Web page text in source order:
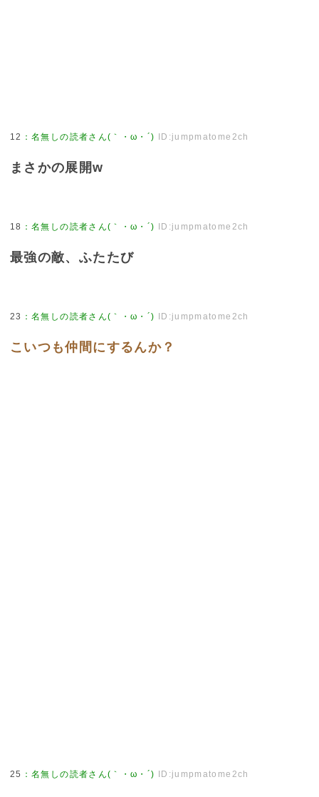
12 ：名無しの読者さん(｀・ω・´) ID:jumpmatome2ch
まさかの展開w
18 ：名無しの読者さん(｀・ω・´) ID:jumpmatome2ch
最強の敵、ふたたび
23 ：名無しの読者さん(｀・ω・´) ID:jumpmatome2ch
こいつも仲間にするんか？
25 ：名無しの読者さん(｀・ω・´) ID:jumpmatome2ch